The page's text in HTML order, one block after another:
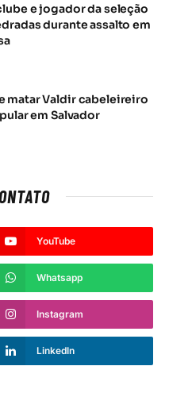
e jogador da seleção
durante assalto em
matar Valdir cabeleireiro
em Salvador
YouTube
Whatsapp
Instagram
LinkedIn